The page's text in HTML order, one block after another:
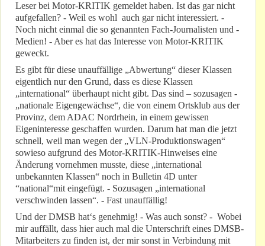
Leser bei Motor-KRITIK gemeldet haben. Ist das gar nicht
aufgefallen? - Weil es wohl auch gar nicht interessiert. -
Noch nicht einmal die so genannten Fach-Journalisten und -
Medien! - Aber es hat das Interesse von Motor-KRITIK
geweckt.
Es gibt für diese unauffällige „Abwertung“ dieser Klassen
eigentlich nur den Grund, dass es diese Klassen
„international“ überhaupt nicht gibt. Das sind – sozusagen -
„nationale Eigengewächse“, die von einem Ortsklub aus der
Provinz, dem ADAC Nordrhein, in einem gewissen
Eigeninteresse geschaffen wurden. Darum hat man die jetzt
schnell, weil man wegen der „VLN-Produktionswagen“
sowieso aufgrund des Motor-KRITIK-Hinweises eine
Änderung vornehmen musste, diese „international
unbekannten Klassen“ noch in Bulletin 4D unter
“national“mit eingefügt. - Sozusagen „international
verschwinden lassen“. - Fast unauffällig!
Und der DMSB hat‘s genehmig! - Was auch sonst? - Wobei
mir auffällt, dass hier auch mal die Unterschrift eines DMSB-
Mitarbeiters zu finden ist, der mir sonst in Verbindung mit